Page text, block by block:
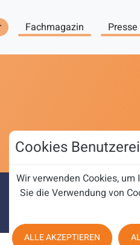
Fachmagazin Presse
Cookies
Wir verwenden Cookies,
Sie die Verwendung von
ALLE AKZEPTIEREN